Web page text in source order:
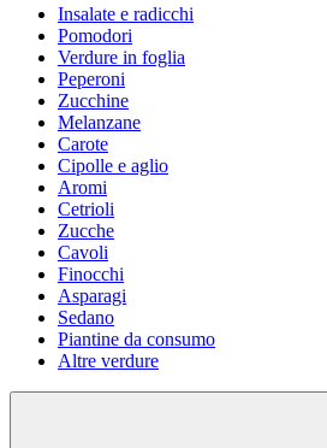
Insalate e radicchi
Pomodori
Verdure in foglia
Peperoni
Zucchine
Melanzane
Carote
Cipolle e aglio
Aromi
Cetrioli
Zucche
Cavoli
Finocchi
Asparagi
Sedano
Piantine da consumo
Altre verdure